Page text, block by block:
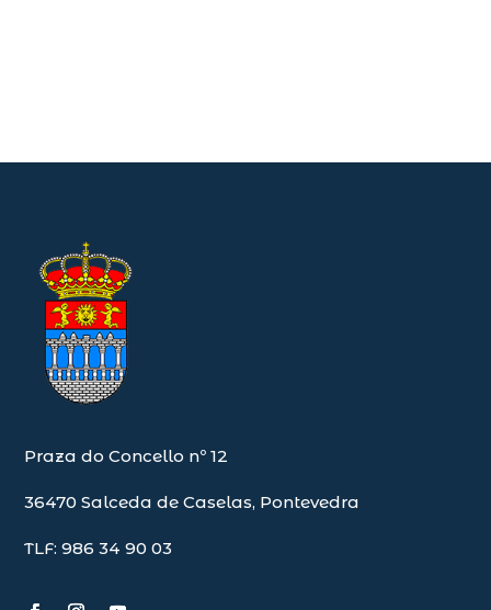
Praza do Concello nº 12
36470 Salceda de Caselas, Pontevedra
TLF: 986 34 90 03